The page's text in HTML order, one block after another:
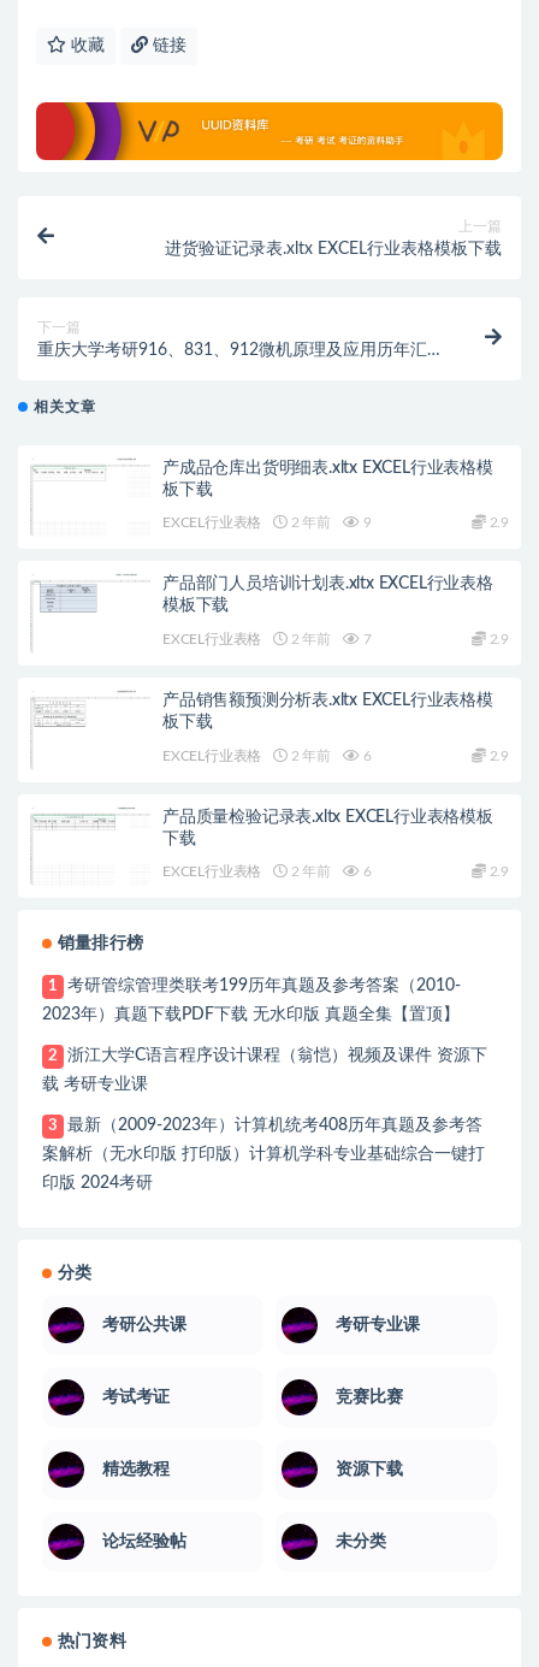
收藏 链接
上一篇
进货验证记录表.xltx EXCEL行业表格模板下载
下一篇
重庆大学考研916、831、912微机原理及应用历年汇编
相关文章
产成品仓库出货明细表.xltx EXCEL行业表格模
板下载
EXCEL行业表格 2 年前 9 2.9
产品部门人员培训计划表.xltx EXCEL行业表格
模板下载
EXCEL行业表格 2 年前 7 2.9
产品销售额预测分析表.xltx EXCEL行业表格模
板下载
EXCEL行业表格 2 年前 6 2.9
产品质量检验记录表.xltx EXCEL行业表格模板
下载
EXCEL行业表格 2 年前 6 2.9
销量排行榜
1
考研管综管理类联考199历年真题及参考答案（2010-
2023年）真题下载PDF下载 无水印版 真题全集【置顶】
2
浙江大学C语言程序设计课程（翁恺）视频及课件 资源下
载 考研专业课
3
最新（2009-2023年）计算机统考408历年真题及参考答
案解析（无水印版 打印版）计算机学科专业基础综合一键打
印版 2024考研
分类
考研公共课 考研专业课
考试考证 竞赛比赛
精选教程 资源下载
论坛经验帖 未分类
热门资料